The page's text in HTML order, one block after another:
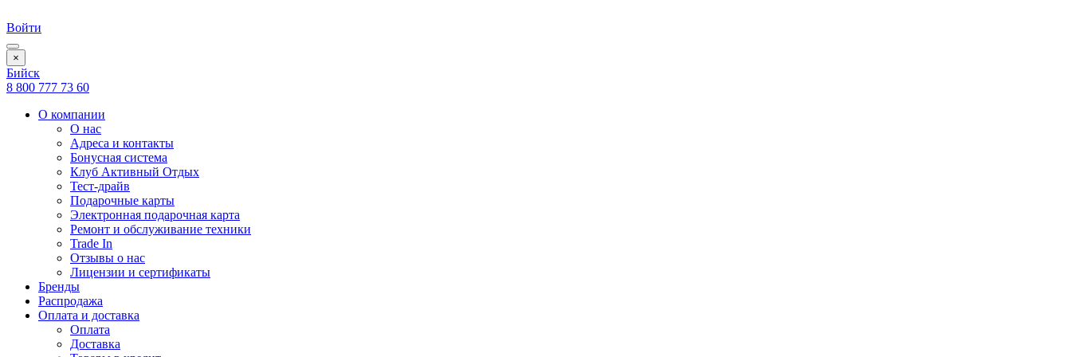
Войти
×
Бийск
8 800 777 73 60
О компании
О нас
Адреса и контакты
Бонусная система
Клуб Активный Отдых
Тест-драйв
Подарочные карты
Электронная подарочная карта
Ремонт и обслуживание техники
Trade In
Отзывы о нас
Лицензии и сертификаты
Бренды
Распродажа
Оплата и доставка
Оплата
Доставка